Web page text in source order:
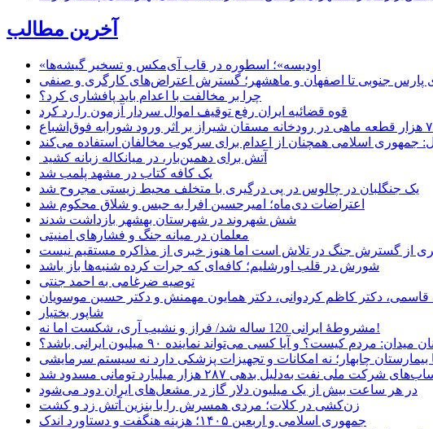
آخرین مطالب
«اودیسه»؛ اسطوره در قاب آی‌مکس و تسخیر گیشه‌ها
پارس جنوبی تا اصفهان و ماهشهر؛ گسترش اعتراض‌های کارگری و صنفی
چرا بر مخالفت با اعدام باید پافشاری کرد؟
قوه قضائیه ایران رفع توقیف اموال سردار آزمون را رد کرد
جمهوری اسلامی همچنان از اعدام برای سرکوب مخالفان استفاده می‌کند
آتش برای دهمین‌بار، در میانکاله زبانه کشید
یک کافه کتاب در مشهد پلمب شد
یک جنگلبان در چالوس در پی درگیری با متخلف محیط زیستی مجروح شد
اعتراضات دی‌ماه؛ امیرحسین افرا به حبس و شلاق محکوم شد
شش شهروند در شهرستان بهشهر بازداشت شدند
معلمان در میانه جنگ و فشارهای امنیتی
از گسترش جنگ در تلاش است اما هنوز خبری از مذاکره مستقیم نیست
شورش در قلب اورشلیم؛ کافه‌ای که جرات کرده شنبه‌ها باز باشد
توصیه ضرغامی به احمد جنتی
قاسمی، دکتر کاظم کردوانی، دکتر همایون مهمنش و دکتر حسین موسویان
شاپور بختیار
مشروطۀ ایرانی 120 ساله شد/ فراز و نشیب آری، شکست اما نه!
مردم کیست؟ و آیا کسی می‌تواند نماینده ۹۰ میلیون ایرانی باشد؟
بیمارستان چابهار؛ نه امکانات و تجهیزات پزشکی دارد نه سیستم سرمایشی
شرکت ملی نفت به‌دلیل بدهی ۲۸۷ هزار میلیارد تومانی مسدود شد
در هر ساعت بیش از یک میلیون دلار گاز در مشعل‌های ایران دود می‌شود
زن‌کشی در کلات؛ مردی همسرش را با بنزین آتش زد و کشت
جمهوری اسلامی و اربعین ۱۴۰۵؛ هزینه هنگفت و دستاورد اندک